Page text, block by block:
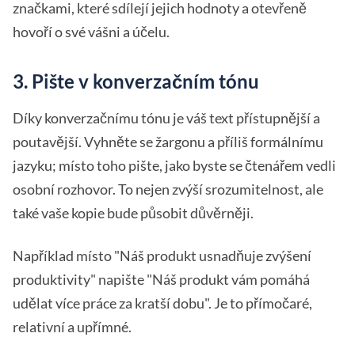
značkami, které sdílejí jejich hodnoty a otevřeně
hovoří o své vášni a účelu.
3. Pište v konverzačním tónu
Díky konverzačnímu tónu je váš text přístupnější a
poutavější. Vyhněte se žargonu a příliš formálnímu
jazyku; místo toho pište, jako byste se čtenářem vedli
osobní rozhovor. To nejen zvýší srozumitelnost, ale
také vaše kopie bude působit důvěrněji.
Například místo "Náš produkt usnadňuje zvýšení
produktivity" napište "Náš produkt vám pomáhá
udělat více práce za kratší dobu". Je to přímočaré,
relativní a upřímné.